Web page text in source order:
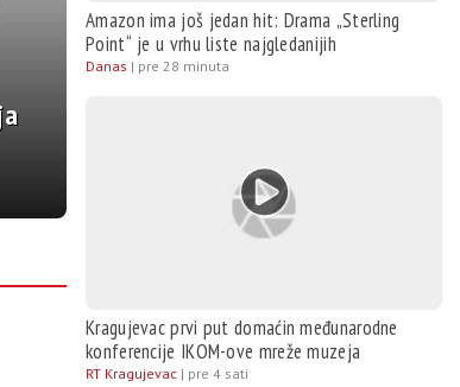
koje je
– izložba
Diniću
jednog dana
Amazon ima još jedan hit: Drama „Sterling
Point“ je u vrhu liste najgledanijih
Danas | pre 28 minuta
Kragujevac prvi put domaćin međunarodne
konferencije IKOM-ove mreže muzeja
RT Kragujevac | pre 4 sati